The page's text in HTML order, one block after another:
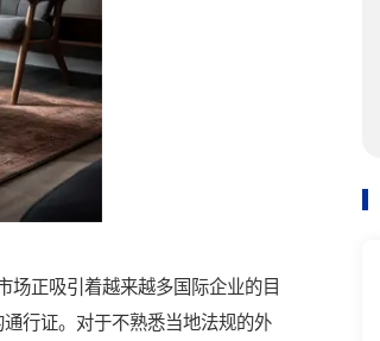
正吸引着越来越多国际企业的目
行证。对于不熟悉当地法规的外